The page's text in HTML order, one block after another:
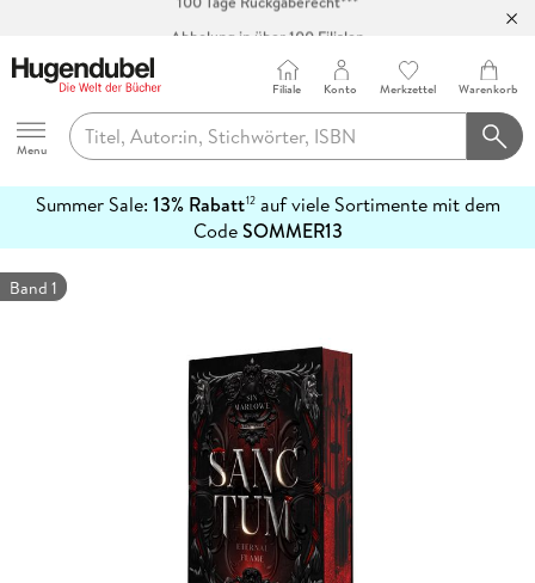
Abholung in über 100 Filialen
Hugendubel
Menu
Filiale Konto Merkzettel Warenkorb
Summer Sale: 13% Rabatt12auf viele Sortimente mit dem
CodeSOMMER13
erfahren
Band 1